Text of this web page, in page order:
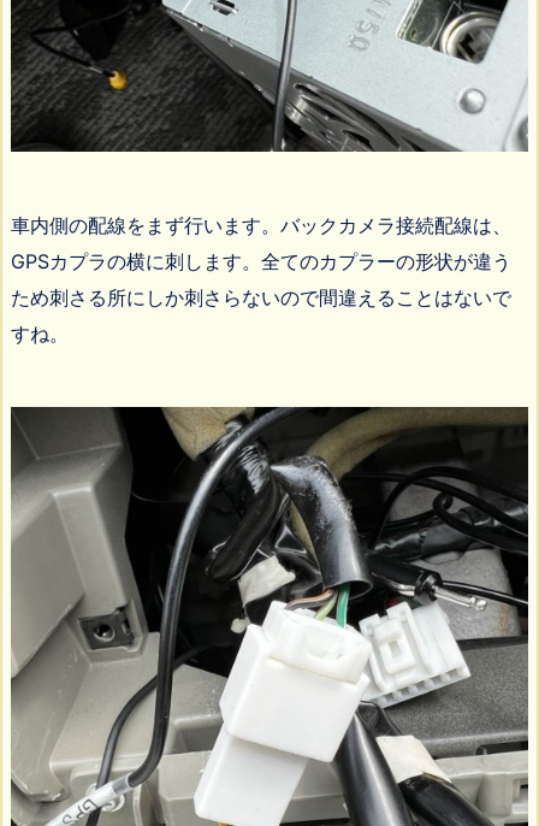
車内側の配線をまず行います。バックカメラ接続配線は、
GPSカプラの横に刺します。全てのカプラーの形状が違う
ため刺さる所にしか刺さらないので間違えることはないで
すね。